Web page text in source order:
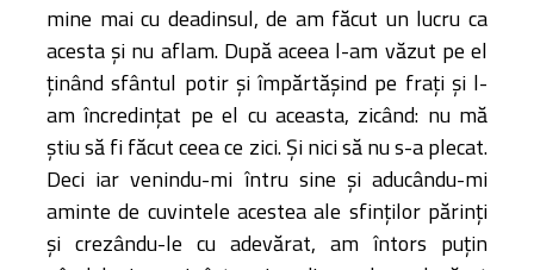
mine mai cu deadinsul, de am făcut un lucru ca
acesta şi nu aflam. După aceea l-am văzut pe el
ţinând sfântul potir şi împărtăşind pe fraţi şi l-
am încredinţat pe el cu aceasta, zicând: nu mă
ştiu să fi făcut ceea ce zici. Şi nici să nu s-a plecat.
Deci iar venindu-mi întru sine şi aducându-mi
aminte de cuvintele acestea ale sfinţilor părinţi
şi crezându-le cu adevărat, am întors puţin